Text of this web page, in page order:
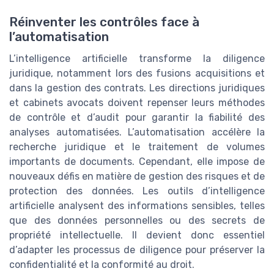
Réinventer les contrôles face à
l’automatisation
L’intelligence artificielle transforme la diligence
juridique, notamment lors des fusions acquisitions et
dans la gestion des contrats. Les directions juridiques
et cabinets avocats doivent repenser leurs méthodes
de contrôle et d’audit pour garantir la fiabilité des
analyses automatisées. L’automatisation accélère la
recherche juridique et le traitement de volumes
importants de documents. Cependant, elle impose de
nouveaux défis en matière de gestion des risques et de
protection des données. Les outils d’intelligence
artificielle analysent des informations sensibles, telles
que des données personnelles ou des secrets de
propriété intellectuelle. Il devient donc essentiel
d’adapter les processus de diligence pour préserver la
confidentialité et la conformité au droit.